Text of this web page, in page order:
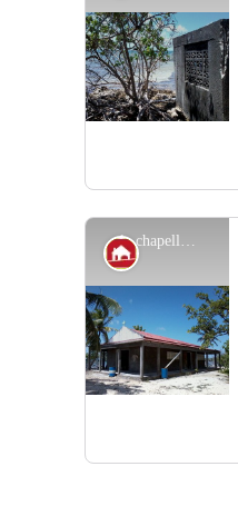
Voir
précède une
blancs(Avicennia
(Laguncularia
(Conocarpus
mangrove, le
l’essentiel des
Eau 2012]
Voir
la chapelle - PNG
Patrimoine